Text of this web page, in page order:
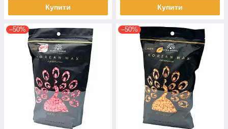
Купити Купити
–50% –50%